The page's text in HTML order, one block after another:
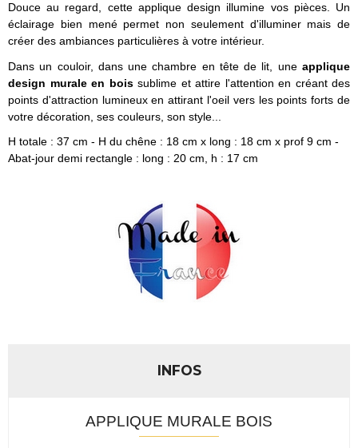
Douce au regard, cette applique design illumine vos pièces. Un
éclairage bien mené permet non seulement d'illuminer mais de
créer des ambiances particulières à votre intérieur.
Dans un couloir, dans une chambre en tête de lit, une applique
design murale en boissublime et attire l'attention en créant des
points d'attraction lumineux en attirant l'oeil vers les points forts de
votre décoration, ses couleurs, son style...
H totale : 37 cm - H du chêne : 18 cm x long : 18 cm x prof 9 cm -
Abat-jour demi rectangle : long : 20 cm, h : 17 cm
INFOS
APPLIQUE MURALE BOIS